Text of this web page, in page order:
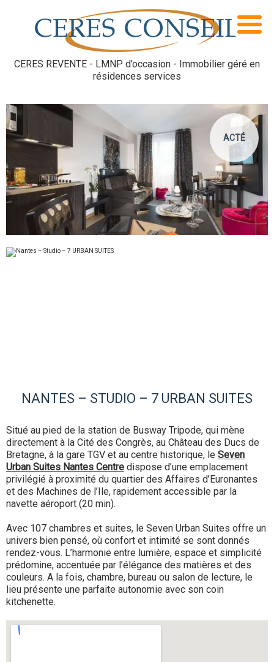
CERES REVENTE - LMNP d’occasion - Immobilier géré en
résidences services
ACTÉ
NANTES – STUDIO – 7 URBAN SUITES
Situé au pied de la station de Busway Tripode, qui mène
directement à la Cité des Congrès, au Château des Ducs de
Bretagne, à la gare TGV et au centre historique, le Seven
Urban Suites Nantes Centre dispose d’une emplacement
privilégié à proximité du quartier des Affaires d’Euronantes
et des Machines de l’Ile, rapidement accessible par la
navette aéroport (20 min).
Avec 107 chambres et suites, le Seven Urban Suites offre un
univers bien pensé, où confort et intimité se sont donnés
rendez-vous. L’harmonie entre lumière, espace et simplicité
prédomine, accentuée par l’élégance des matières et des
couleurs. A la fois, chambre, bureau ou salon de lecture, le
lieu présente une parfaite autonomie avec son coin
kitchenette.